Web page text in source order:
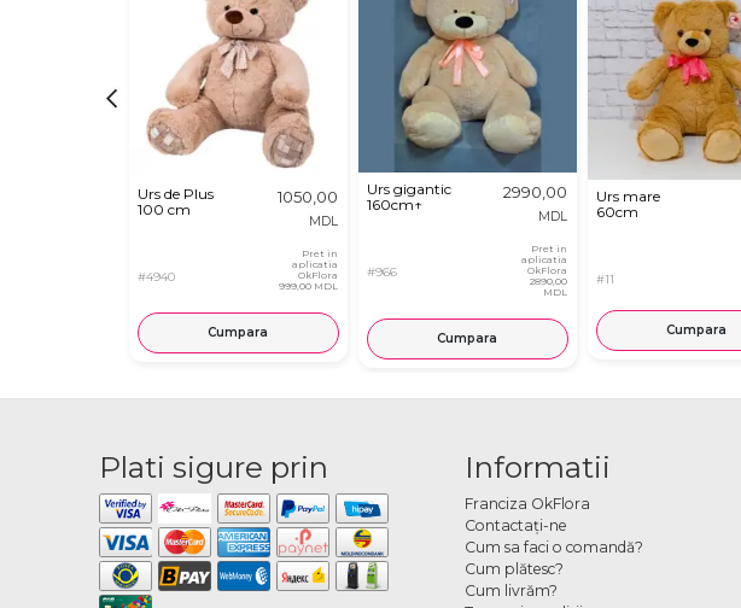
Urs de Plus
100 cm
#4940
1050,00
MDL
Pret in
aplicatia
OkFlora
999,00 MDL
Cumpara
Urs gigantic
160cm↑
#966
2990,00
MDL
Pret in
aplicatia
OkFlora
2890,00
MDL
Cumpara
Urs mare
60cm
#11
Cumpara
Plati sigure prin Informatii
Franciza OkFlora
Contactaţi-ne
Cum sa faci o comandă?
Cum plătesc?
Cum livrăm?